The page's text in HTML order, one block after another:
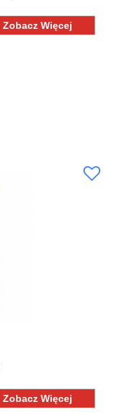
Zobacz Więcej
Zobacz Więcej